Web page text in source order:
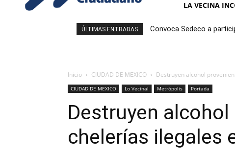
LA VECINA
ÚLTIMAS ENTRADAS Convoca Sedeco a
Inicio CIUDAD DE MEXICO Destruyen alcohol
CIUDAD DE MEXICO Lo Vecinal Metrópolis Portada
Destruyen
chelerías ilegales